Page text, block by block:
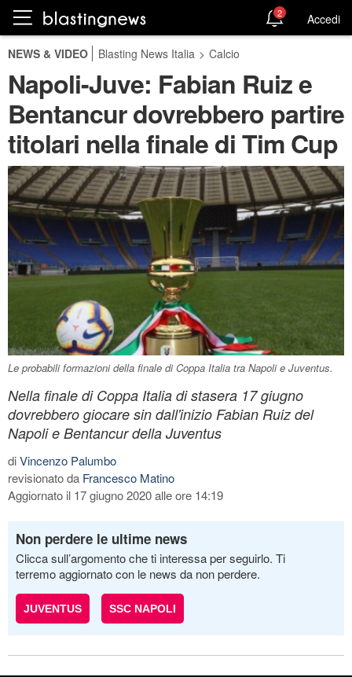
2 Accedi
NEWS & VIDEO Blasting News Italia > Calcio
Napoli-Juve: Fabian Ruiz e
Bentancur dovrebbero partire
titolari nella finale di Tim Cup
Le probabili formazioni della finale di Coppa Italia tra Napoli e Juventus.
Nella finale di Coppa Italia di stasera 17 giugno
dovrebbero giocare sin dall'inizio Fabian Ruiz del
Napoli e Bentancur della Juventus
diVincenzo Palumbo
revisionato da Francesco Matino
Aggiornato il 17 giugno 2020 alle ore 14:19
Non perdere le ultime news
Clicca sull’argomento che ti interessa per seguirlo. Ti
terremo aggiornato con le news da non perdere.
JUVENTUS SSC NAPOLI